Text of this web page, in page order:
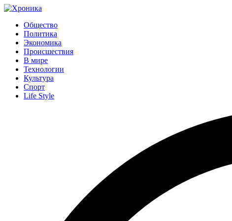
Общество
Политика
Экономика
Происшествия
В мире
Технологии
Культура
Спорт
Life Style